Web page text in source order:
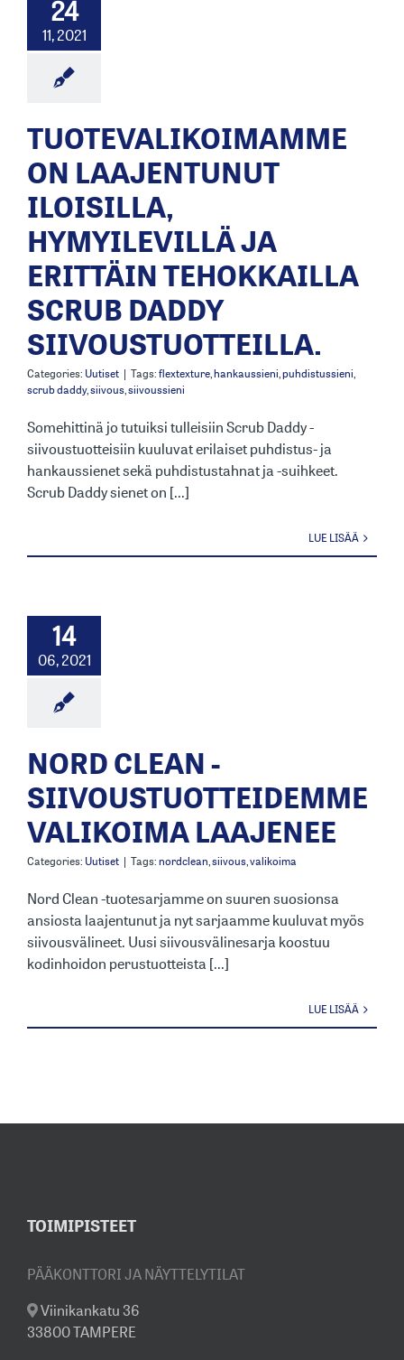
24
11, 2021
TUOTEVALIKOIMAMME
ON LAAJENTUNUT
ILOISILLA,
HYMYILEVILLÄ JA
ERITTÄIN TEHOKKAILLA
SCRUB DADDY
SIIVOUSTUOTTEILLA.
Categories: Uutiset | Tags:flextexture,hankaussieni,puhdistussieni,
scrub daddy,siivous,siivoussieni
Somehittinä jo tutuiksi tulleisiin Scrub Daddy -
siivoustuotteisiin kuuluvat erilaiset puhdistus- ja
hankaussienet sekä puhdistustahnat ja -suihkeet.
Scrub Daddy sienet on [...]
LUE LISÄÄ
14
06, 2021
NORD CLEAN -
SIIVOUSTUOTTEIDEMME
VALIKOIMA LAAJENEE
Categories: Uutiset | Tags:nordclean,siivous,valikoima
Nord Clean -tuotesarjamme on suuren suosionsa
ansiosta laajentunut ja nyt sarjaamme kuuluvat myös
siivousvälineet. Uusi siivousvälinesarja koostuu
kodinhoidon perustuotteista [...]
LUE LISÄÄ
TOIMIPISTEET
PÄÄKONTTORI JA NÄYTTELYTILAT
Viinikankatu 36
33800 TAMPERE